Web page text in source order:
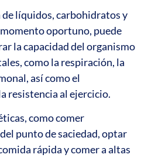
de líquidos, carbohidratos y
oportuno, puede
la capacidad del organismo
como la respiración, la
así como el
resistencia al ejercicio.
como comer
punto de saciedad, optar
rápida y comer a altas